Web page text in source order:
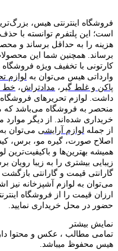
فروشگاه اینترنتی هیس،
است؛ این پلتفرم توانسته با
هزینه را به حداقل برساند و
برساند. همچنین شما این
کارتونی با تخفیف ویژه
وارداتی هیس می‌توان به لوازم
پاکن و غلط گیر ، مدادتراش، خط
داشت. لوازم تحریر‌های فروشگاه
منحصر به فروشگاه می‌باشد که
خریداری شده‌اند. از دیگر موارد
از جمله لوازم آرایشی می‌توان
اصلاح صورت، گیره مو، برس،
همیشه بهترین‌ها و باکیفیت‌ترین
زیبایی بیشتری را به زیبا
گارانتی قیمت و گارانتی
می‌توان به لوازم آشپزخانه نیز
ارزان قیمت را از فروشگاه
حضور در محل خریداری نمایید.
نمایش بیشتر
تمامی مطالب ، عکس و محتوا
هیس محفوظ میباشد.